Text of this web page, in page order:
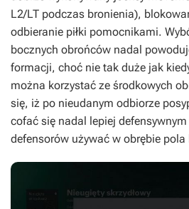
L2/LT podczas bronienia),
odbieranie piłki pomocnikami.
bocznych obrońców nadal
formacji, choć nie tak duże jak
można korzystać ze środkowych
się, iż po nieudanym odbiorze
cofać się nadal lepiej
defensorów używać w obrębie pola